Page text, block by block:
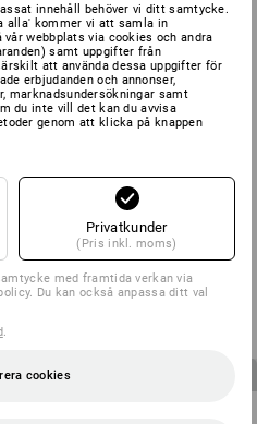
BARN-SET: Midjebyxa + Shorts
e.s.motion
från 622,50 kr
innehåll behöver vi ditt samtycke.
alla' kommer vi att samla in
webbplats via cookies och andra
samt uppgifter från
att använda dessa uppgifter för
erbjudanden och annonser,
marknadsundersökningar samt
du inte vill det kan du avvisa
genom att klicka på knappen
Privatkunder
(Pris inkl. moms)
med framtida verkan via
Du kan också anpassa ditt val
.
cookies